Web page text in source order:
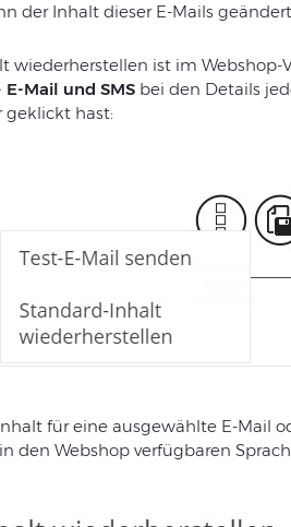
der Inhalt dieser E-Mails
wiederherstellen ist im
Mail und SMSbei den Details
geklickt hast:
für eine ausgewählte E-Mail
den Webshop verfügbaren